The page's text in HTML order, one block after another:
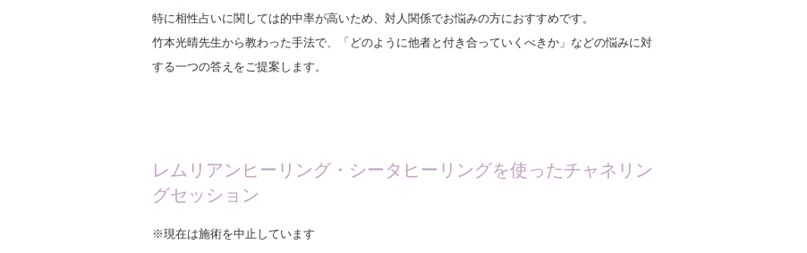
特に相性占いに関しては的中率が高いため、対人関係でお悩みの方におすすめです。
竹本光晴先生から教わった手法で、「どのように他者と付き合っていくべきか」などの悩みに対
する一つの答えをご提案します。
レムリアンヒーリング・シータヒーリングを使ったチャネリン
グセッション
※現在は施術を中止しています